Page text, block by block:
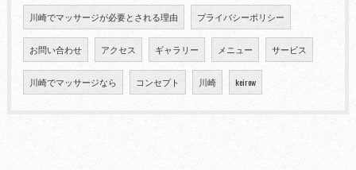
川崎でマッサージが必要とされる理由 プライバシーポリシー
お問い合わせ アクセス ギャラリー メニュー サービス
川崎でマッサージなら コンセプト 川崎 keirow